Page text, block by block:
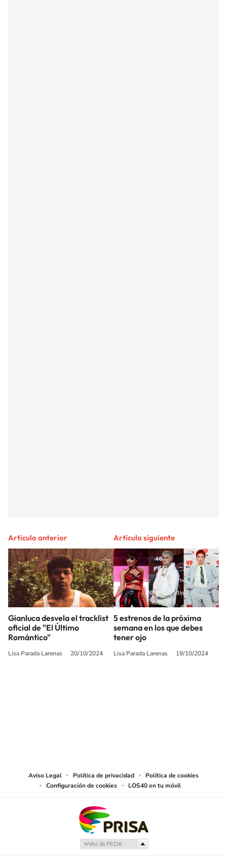
Artículo anterior
Gianluca desvela el tracklist
oficial de "El Último
Romántico"
Lisa Parada Larenas 20/10/2024
Artículo siguiente
5 estrenos de la próxima
semana en los que debes
tener ojo
Lisa Parada Larenas 19/10/2024
Aviso Legal Política de privacidad
Política de cookies
Configuración de cookies
LOS40 en tu móvil